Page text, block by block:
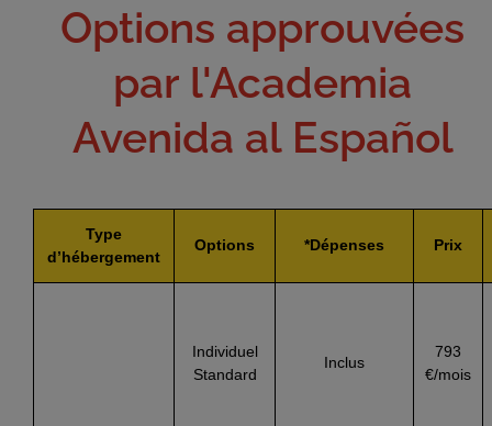
Options approuvées
par l'Academia
Avenida al Español
Type
d’hébergement
Options *Dépenses Prix
Individuel
Standard
Inclus
793
€/mois